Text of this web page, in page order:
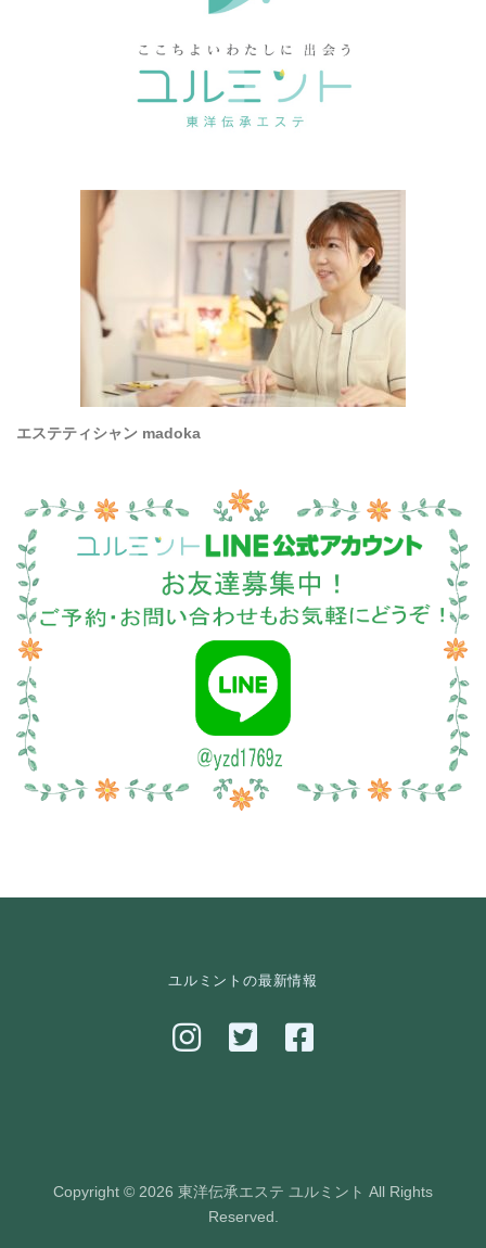
エステティシャン madoka
ユルミントの最新情報
Copyright © 2026 東洋伝承エステ ユルミント All Rights
Reserved.